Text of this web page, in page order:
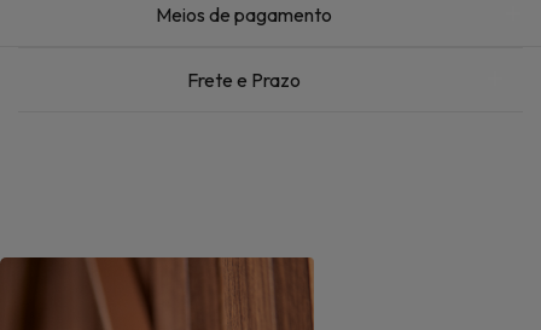
Meios de pagamento
Frete e Prazo